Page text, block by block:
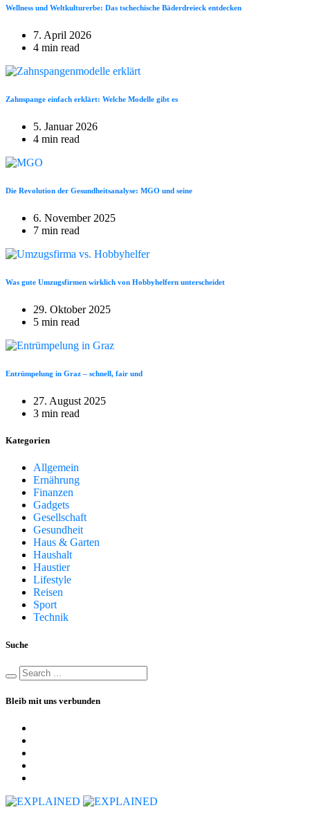
Wellness und Weltkulturerbe: Das tschechische Bäderdreieck entdecken
7. April 2026
4 min read
Zahnspange einfach erklärt: Welche Modelle gibt es
5. Januar 2026
4 min read
Die Revolution der Gesundheitsanalyse: MGO und seine
6. November 2025
7 min read
Was gute Umzugsfirmen wirklich von Hobbyhelfern unterscheidet
29. Oktober 2025
5 min read
Entrümpelung in Graz – schnell, fair und
27. August 2025
3 min read
Kategorien
Allgemein
Ernährung
Finanzen
Gadgets
Gesellschaft
Gesundheit
Haus & Garten
Haushalt
Haustier
Lifestyle
Reisen
Sport
Technik
Suche
Bleib mit uns verbunden